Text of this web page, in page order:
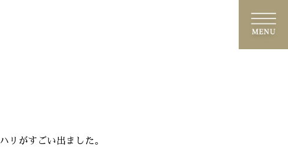
リがすごい出ました。